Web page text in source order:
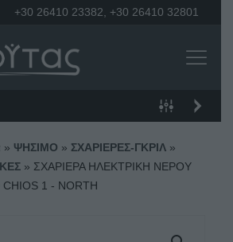
+30 26410 23382 +30 26410 32801
» ΨΗΣΙΜΟ » ΣΧΑΡΙΕΡΕΣ-ΓΚΡΙΛ »
» ΣΧΑΡΙΕΡΑ ΗΛΕΚΤΡΙΚΗ ΝΕΡΟΥ
1 - NORTH